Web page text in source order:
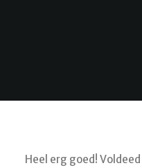
Heel erg goed!